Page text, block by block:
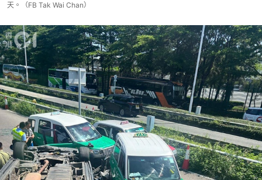
天。（FB Tak Wai Chan）